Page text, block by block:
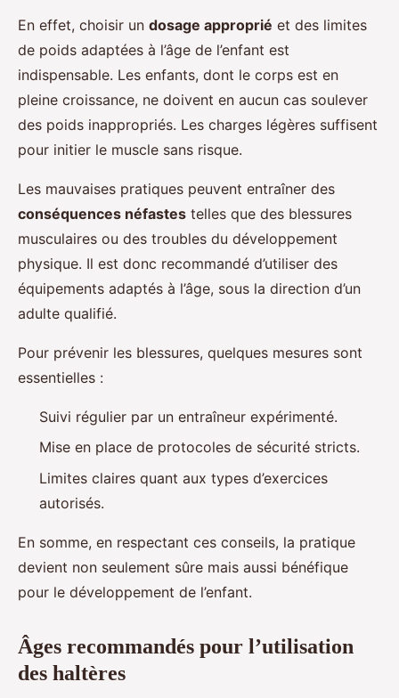
En effet, choisir un dosage approprié et des limites
de poids adaptées à l’âge de l’enfant est
indispensable. Les enfants, dont le corps est en
pleine croissance, ne doivent en aucun cas soulever
des poids inappropriés. Les charges légères suffisent
pour initier le muscle sans risque.
Les mauvaises pratiques peuvent entraîner des
conséquences néfastes telles que des blessures
musculaires ou des troubles du développement
physique. Il est donc recommandé d’utiliser des
équipements adaptés à l’âge, sous la direction d’un
adulte qualifié.
Pour prévenir les blessures, quelques mesures sont
essentielles :
Suivi régulier par un entraîneur expérimenté.
Mise en place de protocoles de sécurité stricts.
Limites claires quant aux types d’exercices
autorisés.
En somme, en respectant ces conseils, la pratique
devient non seulement sûre mais aussi bénéfique
pour le développement de l’enfant.
Âges recommandés pour l’utilisation
des haltères